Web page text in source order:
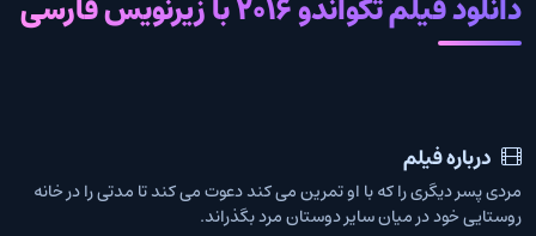
دانلود فیلم تکواندو 2016 با زیرنویس فارسی
درباره فیلم
مردی پسر دیگری را که با او تمرین می کند دعوت می کند تا مدتی را در خانه
روستایی خود در میان سایر دوستان مرد بگذراند.